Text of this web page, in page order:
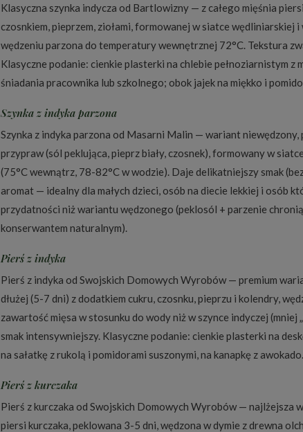
Klasyczna szynka indycza od Bartlowizny — z całego mięśnia
czosnkiem, pieprzem, ziołami, formowanej w siatce wędliniarskiej
wędzeniu parzona do temperatury wewnętrznej 72°C. Tekstura
Klasyczne podanie: cienkie plasterki na chlebie pełnoziarnistym z
śniadania pracownika lub szkolnego; obok jajek na miękko i
Szynka z indyka parzona
Szynka z indyka parzona od Masarni Malin — wariant
przypraw (sól peklująca, pieprz biały, czosnek), formowany w
(75°C wewnątrz, 78-82°C w wodzie). Daje delikatniejszy smak
aromat — idealny dla małych dzieci, osób na diecie lekkiej i osób
przydatności niż wariantu wędzonego (peklosól + parzenie
konserwantem naturalnym).
Pierś z indyka
Pierś z indyka od Swojskich Domowych Wyrobów — premium
dłużej (5-7 dni) z dodatkiem cukru, czosnku, pieprzu i kolendry,
zawartość mięsa w stosunku do wody niż w szynce indyczej
smak intensywniejszy. Klasyczne podanie: cienkie plasterki na
na sałatkę z rukolą i pomidorami suszonymi, na kanapkę z awokado.
Pierś z kurczaka
Pierś z kurczaka od Swojskich Domowych Wyrobów — najlżejsza
piersi kurczaka, peklowana 3-5 dni, wędzona w dymie z drewna